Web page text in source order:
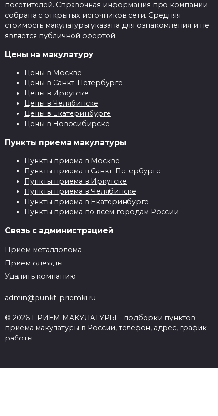
посетителей. Справочная информация про компании
собрана с открытых источников сети. Средняя
стоимость макулатуры указана для ознакомления и не
является публичной офертой.
Цены на макулатуру
Цены в Москве
Цены в Санкт-Петербурге
Цены в Иркутске
Цены в Челябинске
Цены в Екатеринбурге
Цены в Новосибирске
Пункты приема макулатуры
Пункты приема в Москве
Пункты приема в Санкт-Петербурге
Пункты приема в Иркутске
Пункты приема в Челябинске
Пункты приема в Екатеринбурге
Пункты приема по всем городам России
Связь с администрацией
Прием металлолома
Прием одежды
Удалить компанию
admin@punkt-priemki.ru
© 2026 ПРИЕМ МАКУЛАТУРЫ - подборки пунктов
приема макулатуры в России, телефон, адрес, график
работы.